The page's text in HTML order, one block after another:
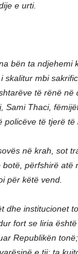
e urti.
bën ta ndjehemi
skalitur mbi
të rënë në
Sami Thaci,
të tjerë të
në krah, sot
përfshirë atë
për këtë vend.
institucionet
fort se liria
Republikën